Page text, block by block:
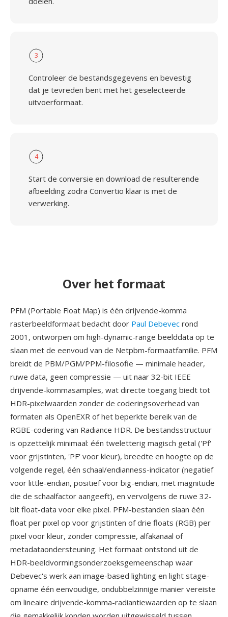
3
Controleer de bestandsgegevens en bevestig
dat je tevreden bent met het geselecteerde
uitvoerformaat.
4
Start de conversie en download de resulterende
afbeelding zodra Convertio klaar is met de
verwerking.
Over het formaat
PFM (Portable Float Map) is één drijvende-komma
rasterbeeldformaat bedacht door Paul Debevec rond
2001, ontworpen om high-dynamic-range beelddata op te
slaan met de eenvoud van de Netpbm-formaatfamilie. PFM
breidt de PBM/PGM/PPM-filosofie — minimale header,
ruwe data, geen compressie — uit naar 32-bit IEEE
drijvende-kommasamples, wat directe toegang biedt tot
HDR-pixelwaarden zonder de coderingsoverhead van
formaten als OpenEXR of het beperkte bereik van de
RGBE-codering van Radiance HDR. De bestandsstructuur
is opzettelijk minimaal: één tweletterig magisch getal ('Pf'
voor grijstinten, 'PF' voor kleur), breedte en hoogte op de
volgende regel, één schaal/endianness-indicator (negatief
voor little-endian, positief voor big-endian, met magnitude
die de schaalfactor aangeeft), en vervolgens de ruwe 32-
bit float-data voor elke pixel. PFM-bestanden slaan één
float per pixel op voor grijstinten of drie floats (RGB) per
pixel voor kleur, zonder compressie, alfakanaal of
metadataondersteuning. Het formaat ontstond uit de
HDR-beeldvormingsonderzoeksgemeenschap waar
Debevec's werk aan image-based lighting en light stage-
opname één eenvoudige, ondubbelzinnige manier vereiste
om lineaire drijvende-komma-radiantiewaarden op te slaan